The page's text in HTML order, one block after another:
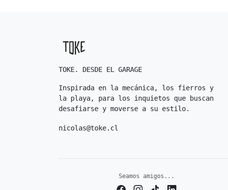
TOKE. DESDE EL GARAGE
Inspirada en la mecánica, los fierros y
la playa, para los inquietos que buscan
desafiarse y moverse a su estilo.
nicolas@toke.cl
Seamos amigos...